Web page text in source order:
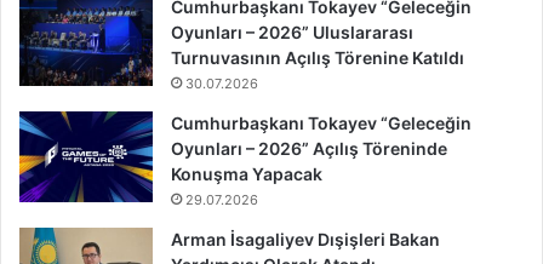
Cumhurbaşkanı Tokayev “Geleceğin
Oyunları – 2026” Uluslararası
Turnuvasının Açılış Törenine Katıldı
30.07.2026
Cumhurbaşkanı Tokayev “Geleceğin
Oyunları – 2026” Açılış Töreninde
Konuşma Yapacak
29.07.2026
Arman İsagaliyev Dışişleri Bakan